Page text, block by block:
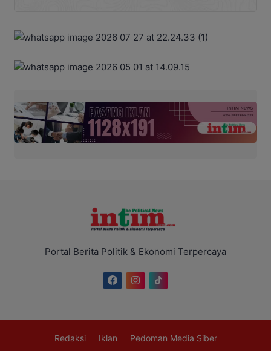
Portal Berita Politik & Ekonomi Terpercaya
Redaksi Iklan Pedoman Media Siber